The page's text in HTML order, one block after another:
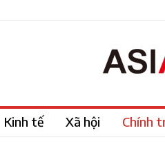
Kinh tế Xã hội Chính